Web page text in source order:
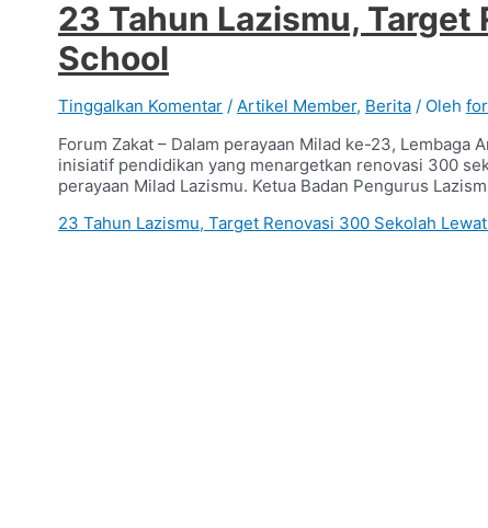
23 Tahun Lazismu, Target
School
Tinggalkan Komentar / Artikel Member, Berita / Oleh
Forum Zakat – Dalam perayaan Milad ke-23, Lembaga
inisiatif pendidikan yang menargetkan renovasi 300
perayaan Milad Lazismu. Ketua Badan Pengurus
23 Tahun Lazismu, Target Renovasi 300 Sekolah